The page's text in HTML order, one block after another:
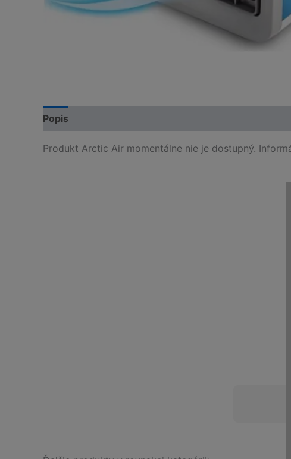
Popis
Produkt Arctic Air momentálne nie je dostupný.